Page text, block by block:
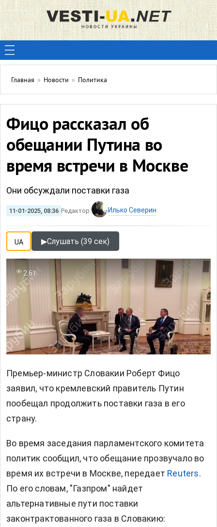
Главная » Новости » Политика
Фицо рассказал об
обещании Путина во
время встречи в Москве
Они обсуждали поставки газа
11-01-2025, 08:36 Редактор: Илько Северин
UA ▶Слушать (39 сек)
2.6т
Премьер-министр Словакии Роберт Фицо
заявил, что кремлевский правитель Путин
пообещал продолжить поставки газа в его
страну.
Во время заседания парламентского комитета
политик сообщил, что обещание прозвучало во
время их встречи в Москве, передает Reuters.
По его словам, "Газпром" найдет
альтернативные пути поставки
законтрактованного газа в Словакию: